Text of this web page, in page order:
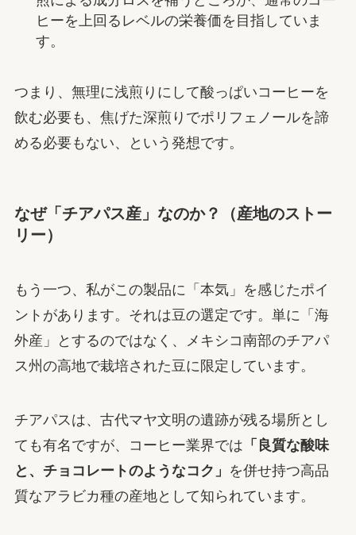
ヒーを上回るレベルの栄養価を目指していま
す。
つまり、無理に浅煎りにして酸っぱいコーヒーを
飲む必要も、焦げた深煎りでポリフェノールを諦
める必要もない、という発想です。
なぜ「チアパス産」なのか？（産地のストー
リー）
もう一つ、私がこの製品に「本気」を感じたポイ
ントがあります。それは豆の選定です。単に「海
外産」とするのではなく、メキシコ南部のチアパ
ス州の高地で栽培された豆に限定しています。
チアパスは、古代マヤ文明の遺跡が残る場所とし
ても有名ですが、コーヒー業界では 「良質な酸味
と、チョコレートのようなコク」 を併せ持つ高品
質なアラビカ種の産地として知られています。